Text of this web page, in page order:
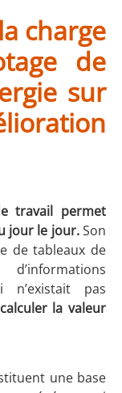
charge
de
sur
travail permet
jour le jour.Son
de tableaux de
n’existait pas
la valeur
une base